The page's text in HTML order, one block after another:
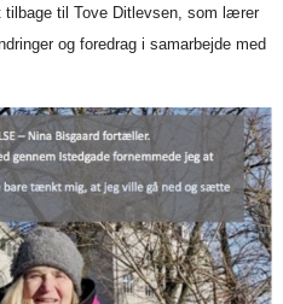
tilbage til Tove Ditlevsen, som lærer
og foredrag i samarbejde med